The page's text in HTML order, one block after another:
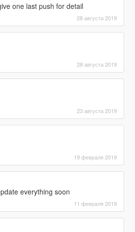
one last push for detail
28 августа 2019
28 августа 2019
23 августа 2019
19 февраля 2019
everything soon
11 февраля 2019